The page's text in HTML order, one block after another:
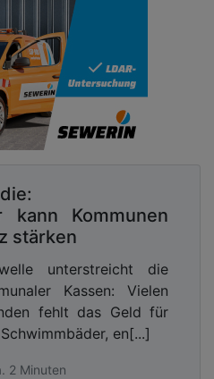
kann Kommunen
stärken
unterstreicht die
Kassen: Vielen
fehlt das Geld für
en[...]
2 Minuten